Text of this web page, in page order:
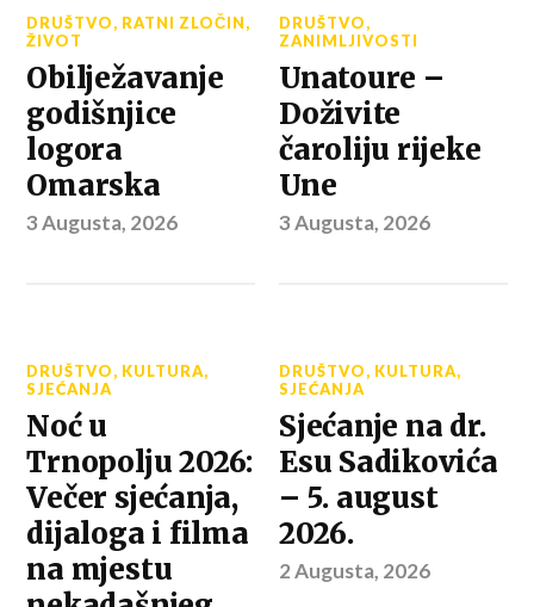
DRUŠTVO, RATNI ZLOČIN,
ŽIVOT
Obilježavanje
godišnjice
logora
Omarska
3 Augusta, 2026
DRUŠTVO,
ZANIMLJIVOSTI
Unatoure –
Doživite
čaroliju rijeke
Une
3 Augusta, 2026
DRUŠTVO, KULTURA,
SJEĆANJA
Noć u
Trnopolju 2026:
Večer sjećanja,
dijaloga i filma
na mjestu
DRUŠTVO, KULTURA,
SJEĆANJA
Sjećanje na dr.
Esu Sadikovića
– 5. august
2026.
2 Augusta, 2026